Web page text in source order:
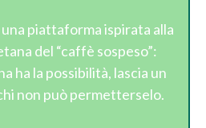
piattaforma ispirata alla
del “caffè sospeso”:
ha la possibilità, lascia un
non può permetterselo.